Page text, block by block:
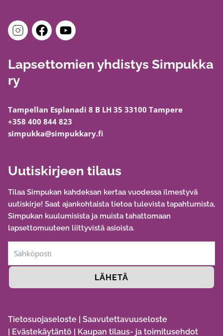
Lapsettomien yhdistys Simpukka
ry
Tampellan Esplanadi 8 B LH 35 33100 Tampere
+358 400 844 823
simpukka@simpukkary.fi
Uutiskirjeen tilaus
Tilaa Simpukan kahdeksan kertaa vuodessa ilmestyvä
uutiskirje! Saat ajankohtaista tietoa tulevista tapahtumista,
Simpukan kuulumisista ja muista tahattomaan
lapsettomuuteen liittyvistä asioista.
LÄHETÄ
Tietosuojaseloste
Saavutettavuuseloste
Evästekäytäntö Kaupan tilaus- ja toimitusehdot